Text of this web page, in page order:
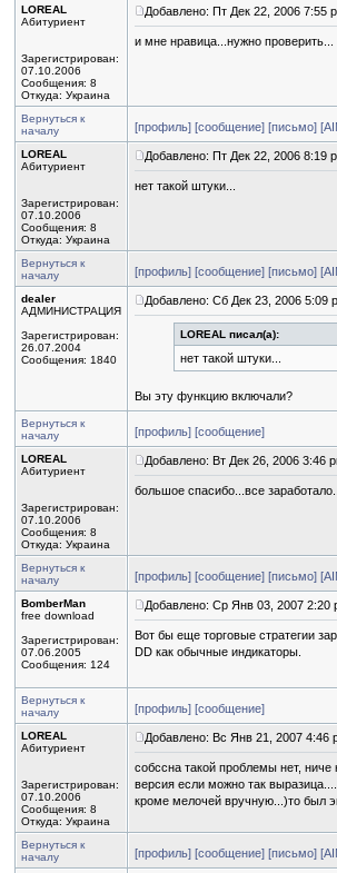
LOREAL
Абитуриент
Зарегистрирован:
07.10.2006
Сообщения: 8
Откуда: Украина
Добавлено: Пт Дек 22, 2006 7:55
и мне нравица...нужно проверить...
Вернуться к
началу
[профиль] [сообщение] [письмо]
LOREAL
Абитуриент
Зарегистрирован:
07.10.2006
Сообщения: 8
Откуда: Украина
Добавлено: Пт Дек 22, 2006 8:19
нет такой штуки...
Вернуться к
началу
[профиль] [сообщение] [письмо]
dealer
АДМИНИСТРАЦИЯ
Зарегистрирован:
26.07.2004
Сообщения: 1840
Добавлено: Сб Дек 23, 2006 5:09
LOREAL писал(а):
нет такой штуки...
Вы эту функцию включали?
Вернуться к
началу
[профиль] [сообщение]
LOREAL
Абитуриент
Зарегистрирован:
07.10.2006
Сообщения: 8
Откуда: Украина
Добавлено: Вт Дек 26, 2006 3:46
большое спасибо...все
Вернуться к
началу
[профиль] [сообщение] [письмо]
BomberMan
free download
Зарегистрирован:
07.06.2005
Сообщения: 124
Добавлено: Ср Янв 03, 2007 2:20
Вот бы еще торговые стратегии
DD как обычные индикаторы.
Вернуться к
началу
[профиль] [сообщение]
LOREAL
Абитуриент
Зарегистрирован:
07.10.2006
Сообщения: 8
Откуда: Украина
Добавлено: Вс Янв 21, 2007 4:46
собссна такой проблемы нет,
версия если можно так
кроме мелочей вручную...)то был
Вернуться к
началу
[профиль] [сообщение] [письмо]